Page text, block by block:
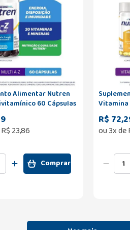
Alimentar Nutren
60 Cápsulas
R$ 23,86
Comprar
Vitamina
R$
ou3x de